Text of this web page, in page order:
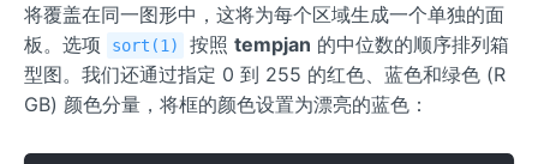
将覆盖在同一图形中，这将为每个区域生成一个单独的面
板。选项
sort(1) 按照 tempjan 的中位数的顺序排列箱
型图。我们还通过指定 0 到 255 的红色、蓝色和绿色 (R
GB) 颜色分量，将框的颜色设置为漂亮的蓝色：